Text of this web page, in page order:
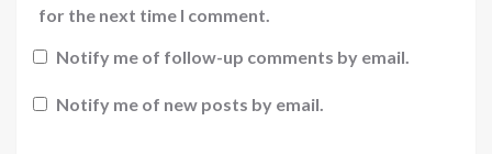
for the next time I comment.
Notify me of follow-up comments by email.
Notify me of new posts by email.